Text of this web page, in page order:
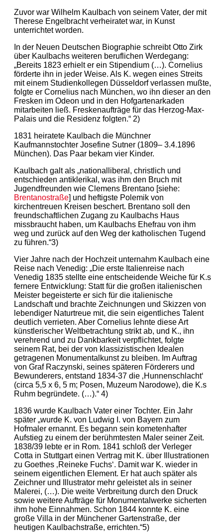
Zuvor war Wilhelm Kaulbach von seinem Vater, der mit
Therese Engelbracht verheiratet war, in Kunst
unterrichtet worden.
In der Neuen Deutschen Biographie schreibt Otto Zirk
über Kaulbachs weiteren beruflichen Werdegang:
„Bereits 1823 erhielt er ein Stipendium (…). Cornelius
förderte ihn in jeder Weise. Als K. wegen eines Streits
mit einem Studienkollegen Düsseldorf verlassen mußte,
folgte er Cornelius nach München, wo ihn dieser an den
Fresken im Odeon und in den Hofgartenarkaden
mitarbeiten ließ. Freskenaufträge für das Herzog-Max-
Palais und die Residenz folgten.“ 2)
1831 heiratete Kaulbach die Münchner
Kaufmannstochter Josefine Sutner (1809– 3.4.1896
München). Das Paar bekam vier Kinder.
Kaulbach galt als „nationalliberal, christlich und
entschieden antiklerikal, was ihm den Bruch mit
Jugendfreunden wie Clemens Brentano [siehe:
Brentanostraße] und heftigste Polemik von
kirchentreuen Kreisen beschert. Brentano soll den
freundschaftlichen Zugang zu Kaulbachs Haus
missbraucht haben, um Kaulbachs Ehefrau von ihm
weg und zurück auf den Weg der katholischen Tugend
zu führen.“3)
Vier Jahre nach der Hochzeit unternahm Kaulbach eine
Reise nach Venedig: „Die erste Italienreise nach
Venedig 1835 stellte eine entscheidende Weiche für K.s
fernere Entwicklung: Statt für die großen italienischen
Meister begeisterte er sich für die italienische
Landschaft und brachte Zeichnungen und Skizzen von
lebendiger Naturtreue mit, die sein eigentliches Talent
deutlich verrieten. Aber Cornelius lehnte diese Art
künstlerischer Weltbetrachtung strikt ab, und K., ihn
verehrend und zu Dankbarkeit verpflichtet, folgte
seinem Rat, bei der von klassizistischen Idealen
getragenen Monumentalkunst zu bleiben. Im Auftrag
von Graf Raczynski, seines späteren Förderers und
Bewunderers, entstand 1834-37 die ‚Hunnenschlacht‘
(circa 5,5 x 6, 5 m; Posen, Muzeum Narodowe), die K.s
Ruhm begründete. (…).“ 4)
1836 wurde Kaulbach Vater einer Tochter. Ein Jahr
später „wurde K. von Ludwig I. von Bayern zum
Hofmaler ernannt. Es begann sein kometenhafter
Aufstieg zu einem der berühmtesten Maler seiner Zeit.
1838/39 lebte er in Rom. 1841 schloß der Verleger
Cotta in Stuttgart einen Vertrag mit K. über Illustrationen
zu Goethes ‚Reineke Fuchs‘. Damit war K. wieder in
seinem eigentlichen Element. Er hat auch später als
Zeichner und Illustrator mehr geleistet als in seiner
Malerei, (…). Die weite Verbreitung durch den Druck
sowie weitere Aufträge für Monumentalwerke sicherten
ihm hohe Einnahmen. Schon 1844 konnte K. eine
große Villa in der Münchener Gartenstraße, der
heutigen Kaulbachstraße, errichten.“5)